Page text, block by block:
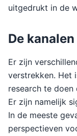
uitgedrukt in de
De kanalen
Er zijn
verstrekken. Het
research te
Er zijn namelijk
In de meeste
perspectieven